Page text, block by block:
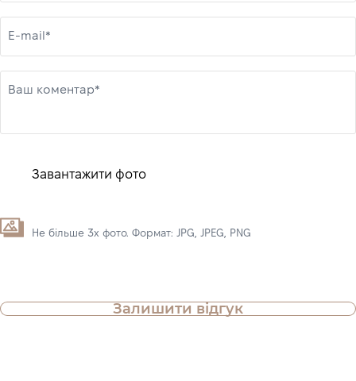
E-mail*
Ваш коментар*
Завантажити фото
Не більше 3х фото. Формат: JPG, JPEG, PNG
Залишити відгук